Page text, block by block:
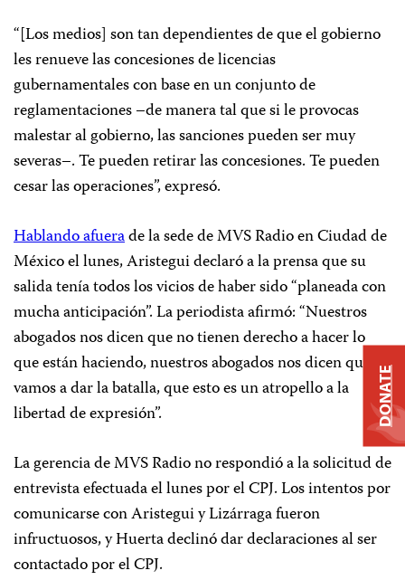
“[Los medios] son tan dependientes de que el gobierno
les renueve las concesiones de licencias
gubernamentales con base en un conjunto de
reglamentaciones –de manera tal que si le provocas
malestar al gobierno, las sanciones pueden ser muy
severas–. Te pueden retirar las concesiones. Te pueden
cesar las operaciones”, expresó.
Hablando afuerade la sede de MVS Radio en Ciudad de
México el lunes, Aristegui declaró a la prensa que su
salida tenía todos los vicios de haber sido “planeada con
mucha anticipación”. La periodista afirmó: “Nuestros
abogados nos dicen que no tienen derecho a hacer lo
que están haciendo, nuestros abogados nos dicen que
vamos a dar la batalla, que esto es un atropello a la
libertad de expresión”.
La gerencia de MVS Radio no respondió a la solicitud de
entrevista efectuada el lunes por el CPJ. Los intentos por
comunicarse con Aristegui y Lizárraga fueron
infructuosos, y Huerta declinó dar declaraciones al ser
contactado por el CPJ.
DONATE